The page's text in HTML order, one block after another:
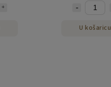
U košaricu